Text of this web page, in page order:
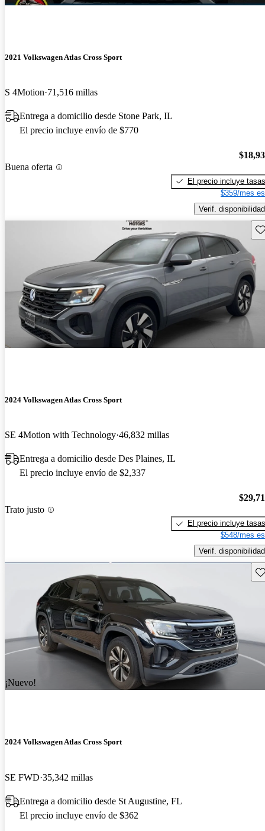
2021 Volkswagen Atlas Cross Sport
S 4Motion 71,516 millas
Entrega a domicilio desde Stone Park, IL
El precio incluye envío de $770
Buena oferta
El precio incluye tasas
$359/mes
Verif. disponibilidad
2024 Volkswagen Atlas Cross Sport
SE 4Motion with Technology 46,832 millas
Entrega a domicilio desde Des Plaines, IL
El precio incluye envío de $2,337
Trato justo
El precio incluye tasas
$548/mes
Verif. disponibilidad
¡Nuevo!
2024 Volkswagen Atlas Cross Sport
SE FWD 35,342 millas
Entrega a domicilio desde St Augustine, FL
El precio incluye envío de $362